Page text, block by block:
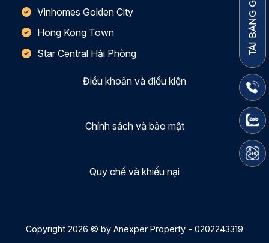
Vinhomes Golden City
Hong Kong Town
Star Central Hải Phòng
Điều khoản và điều kiện
Chính sách và bảo mật
Quy chế và khiếu nại
Copyright 2026 © by Anexper Property - 0202243319
Thiết kế bởi:Maxweb.vn
TẢI BẢNG GIÁ